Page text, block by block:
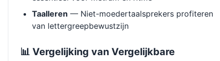
Taalleren — Niet-moedertaalsprekers profiteren
van lettergreepbewustzijn
📊 Vergelijking van Vergelijkbare